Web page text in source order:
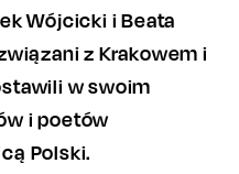
Wójcicki i Beata
z Krakowem i
w swoim
i poetów
Polski.